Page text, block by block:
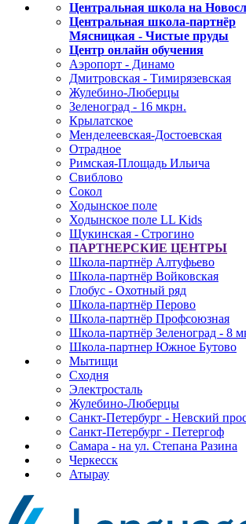
Центральная школа на
Центральная школа-партнёр
Мясницкая - Чистые пруды
Центр онлайн обучения
Аэропорт - Динамо
Дмитровская - Тимирязевская
Жулебино-Люберцы
Зеленоград - 16 мкрн.
Крылатское
Менделеевская-Достоевская
Отрадное
Римская-Площадь Ильича
Свиблово
Сокол
Ходынское поле
Ходынское поле LL Kids
Щукинская - Строгино
ПАРТНЕРСКИЕ ЦЕНТРЫ
Школа-партнёр Алтуфьево
Школа-партнёр Войковская
Глобус - Охотный ряд
Школа-партнёр Перово
Школа-партнёр Профсоюзная
Школа-партнёр Зеленоград - 8
Школа-партнер Южное Бутово
Мытищи
Сходня
Электросталь
Жулебино-Люберцы
Санкт-Петербург - Невский
Санкт-Петербург - Петергоф
Самара - на ул. Степана Разина
Черкесск
Атырау